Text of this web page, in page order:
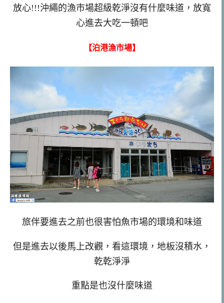
放心!!!沖繩的漁市場超級乾淨沒有什麼味道，放寬
心進去大吃一頓吧
【泊港漁市場】
旅伴要進去之前也很害怕魚市場的環境和味道
但是進去以後馬上改觀，看這環境，地板沒積水，
乾乾淨淨
重點是也沒什麼味道